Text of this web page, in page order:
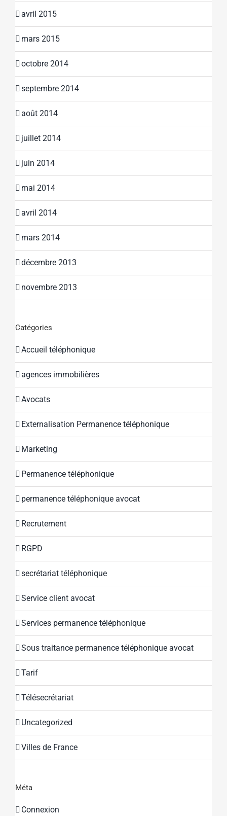
avril 2015
mars 2015
octobre 2014
septembre 2014
août 2014
juillet 2014
juin 2014
mai 2014
avril 2014
mars 2014
décembre 2013
novembre 2013
Catégories
Accueil téléphonique
agences immobilières
Avocats
Externalisation Permanence téléphonique
Marketing
Permanence téléphonique
permanence téléphonique avocat
Recrutement
RGPD
secrétariat téléphonique
Service client avocat
Services permanence téléphonique
Sous traitance permanence téléphonique avocat
Tarif
Télésecrétariat
Uncategorized
Villes de France
Méta
Connexion